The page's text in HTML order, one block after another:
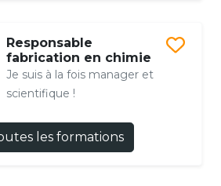
Responsable
fabrication en chimie
Je suis à la fois manager et
scientifique !
les formations